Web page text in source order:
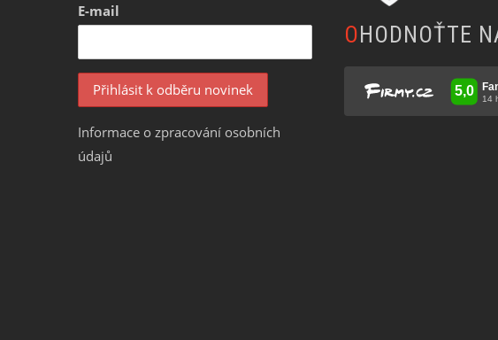
E-mail
Informace o zpracování osobních
údajů
OHODNOŤTE